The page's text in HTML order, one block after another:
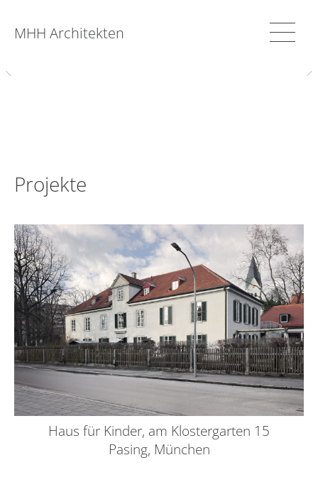
MHH Architekten
Projekte
Haus für Kinder, am Klostergarten 15
Pasing, München